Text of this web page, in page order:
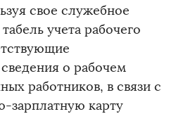
свое служебное
учета рабочего
о рабочем
работников, в связи с
зарплатную карту